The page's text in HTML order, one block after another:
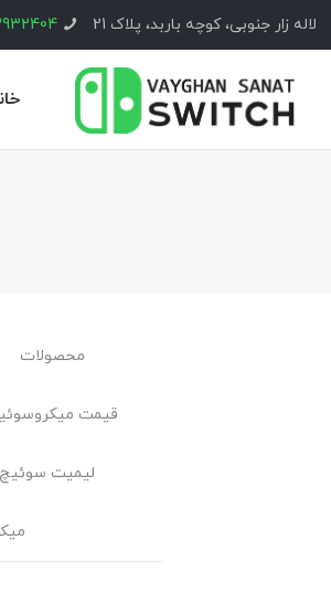
لاله زار جنوبی، کوچه باربد، پلاک 21
محصولات
قیمت
لیمیت سوئیچ